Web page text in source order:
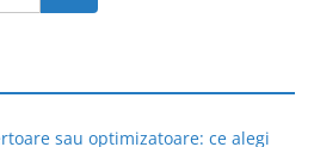
sau optimizatoare: ce alegi